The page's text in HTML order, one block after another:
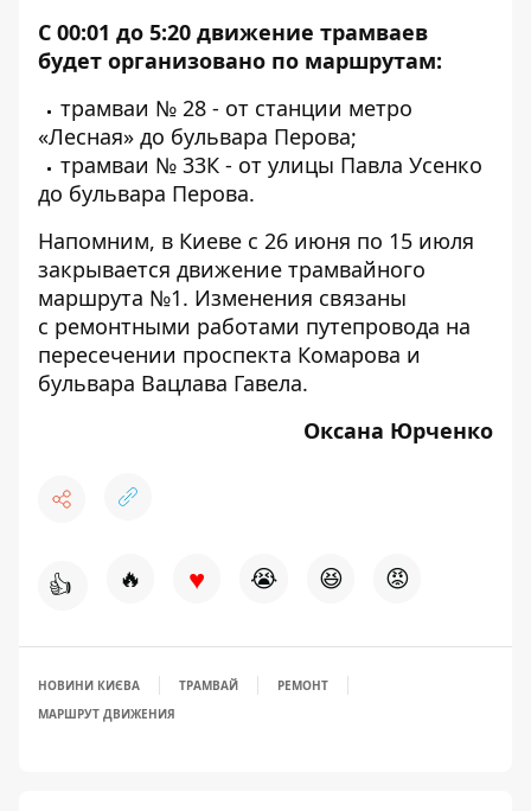
С 00:01 до 5:20 движение трамваев
будет организовано по маршрутам:
трамваи № 28 - от станции метро
«Лесная» до бульвара Перова;
трамваи № 33К - от улицы Павла Усенко
до бульвара Перова.
Напомним, в Киеве с 26 июня по 15 июля
закрывается движение трамвайного
маршрута №1. Изменения связаны
с ремонтными работами путепровода на
пересечении проспекта Комарова и
бульвара Вацлава Гавела.
Оксана Юрченко
👍 🔥 ♥ 😭 😆 😡
НОВИНИ КИЄВА ТРАМВАЙ
РЕМОНТ
МАРШРУТ ДВИЖЕНИЯ